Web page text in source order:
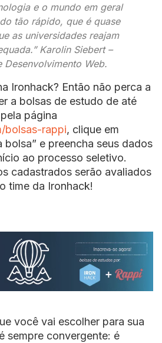
e o mundo em geral
tão rápido, que é quase
as universidades reajam
Karolin Siebert –
Desenvolvimento Web.
Ironhack? Então não perca a
a bolsas de estudo de até
página
bolsas-rappi, clique em
bolsa” e preencha seus dados
ao processo seletivo.
cadastrados serão avaliados
time da Ironhack!
você vai escolher para sua
sempre convergente: é